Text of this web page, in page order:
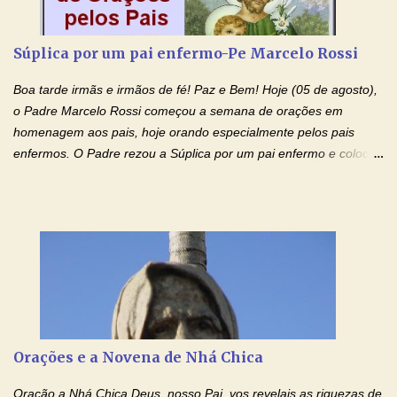
prejudicando a nossa família. Peço também que atenda, em
especial, este pedido que agora faço na Sua presença:
(apresente aqui o seu pedido...) Eu, desde já, agradeço de
coração, confiante que o Senhor me atenderá. Eu louvo o Pai por
ter nos dado o Senhor, Jesus, como presente de Páscoa. eu
agradeço de coração ao Espíri...
Súplica por um pai enfermo-Pe Marcelo Rossi
Boa tarde irmãs e irmãos de fé! Paz e Bem! Hoje (05 de agosto),
o Padre Marcelo Rossi começou a semana de orações em
homenagem aos pais, hoje orando especialmente pelos pais
enfermos. O Padre rezou a Súplica por um pai enfermo e colocou
de Nossa Senhora. Adriana dos Anjos-Devoção e Fé Mensagem
do Padre Marcelo Rossi por E-mail e Facebook: Como foi
anunciado ontem, entramos em uma semana de homenagens
aos nossos pais. Hoje nossas orações serão focadas nos pais
que não se encontram bem de saúde, OS PAIS ENFERMOS!
Amados, durante toda esta semana vamos orar pelos nossos
pais. Vamos dedicar um dia para os pais mais idosos, pais que
estão doentes, pais que estão longe dos filhos, pais que já são
Orações e a Novena de Nhá Chica
Oração a Nhá Chica Deus, nosso Pai, vos revelais as riquezas de